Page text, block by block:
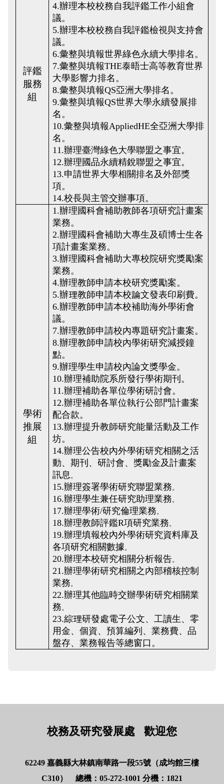
評鑑
服務
組
4.辦理本校校務自我評鑑工作小組會
議。
5.辦理本校校務自我評鑑檢視與支持會
議。
6.彙整與填報世界綠色永續大學排名。
7.彙整與填報THE泰晤士高等教育世界
大學影響力排名。
8.彙整與填報QS亞洲大學排名。
9.彙整與填報QS世界大學永續發展排
名。
10.彙整與填報AppliedHE全亞洲大學排
名。
11.辦理臺灣綠色大學聯盟之事宜。
12.辦理國品永續精銳聯盟之事宜。
13.申請世界大學相關排名及外部獎
項。
14.校長與主管交辦事項。
學術
推展
組
1.辦理國科會補助教師各項研究計畫案
業務。
2.辦理國科會補助大專生及碩博士生各
項計畫案業務。
3.辦理國科會補助大專校院研究獎勵案
業務。
4.辦理教師申請本校研究獎勵案。
5.辦理教師申請本校論文發表印刷費。
6.辦理教師申請本校補助海外學術會
議。
7.辦理教師申請校內專題研究計畫案。
8.辦理教師申請校內學術研究減授鐘
點。
9.辦理學生申請校內論文獎學金。
10.辦理補助院系所發行學術期刊。
11.辦理補助各單位學術研討會。
12.辦理補助各單位執行公部門計畫案
配合款。
13.辦理提升教師研究能量活動及工作
坊。
14.辦理公告校內外學術研究相關之活
動、期刊、研討會、獎勵金及計畫案
訊息 。
15.辦理簽署學術研究聯盟業務 。
16.辦理學生兼任研究助理業務 。
17.辦理學術/研究倫理業務 。
18.辦理教師評鑑R項研究業務 。
19.辦理填報校內外學術研究資料庫及
各項研究相關數據 。
20.辦理本校研究相關分析報告。
21.辦理學術研究相關之內部稽核控制
業務 。
22.辦理其他臨時交辦學術研究相關業
務 。
23.綜理研發處電子公文、工讀生、零
用金、個資、預算編列、業務費、品
盤存、業務報告等總窗口。
校務及研究發展處 歡迎您
62249 嘉義縣大林鎮南華路一段55號（成均館三樓
C310） 總機：05-272-1001 分機：1821